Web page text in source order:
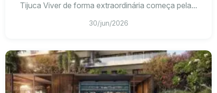
Tijuca Viver de forma extraordinária começa pela...
30/jun/2026